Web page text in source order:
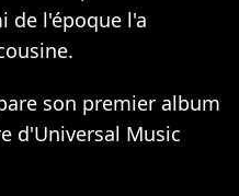
de l'époque l'a
son premier album
d'Universal Music